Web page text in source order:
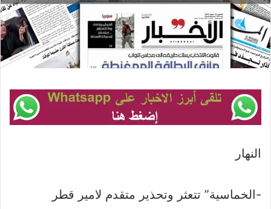
النهار
-الخماسية” تتعثر وتحذير متقدم لامير قطر